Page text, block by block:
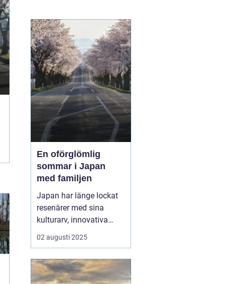
familjesemester ger
mö...
En oförglömlig
sommar i Japan
med familjen
Japan har länge lockat
resenärer med sina
kulturarv, innovativa
städer och slående
landskap. Att planera
kanvara en underbar ...
02 augusti 2025